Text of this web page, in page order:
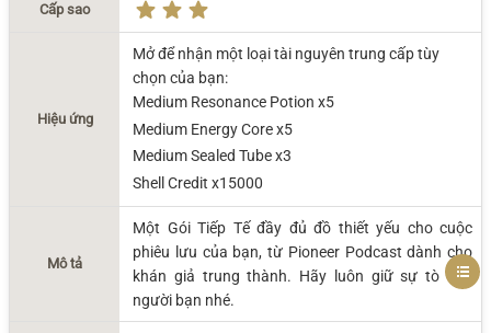
Cấp sao
Hiệu ứng
Mở để nhận một loại tài nguyên trung cấp tùy
chọn của bạn:
Medium Resonance Potion x5
Medium Energy Core x5
Medium Sealed Tube x3
Shell Credit x15000
Mô tả
Một Gói Tiếp Tế đầy đủ đồ thiết yếu cho cuộc
phiêu lưu của bạn, từ Pioneer Podcast dành cho
khán giả trung thành. Hãy luôn giữ sự tò mò,
người bạn nhé.